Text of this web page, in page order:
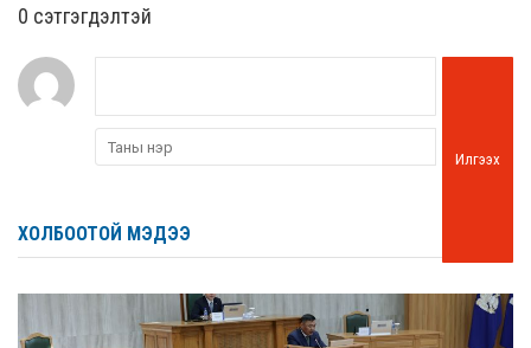
0 cэтгэгдэлтэй
Илгээх
ХОЛБООТОЙ МЭДЭЭ